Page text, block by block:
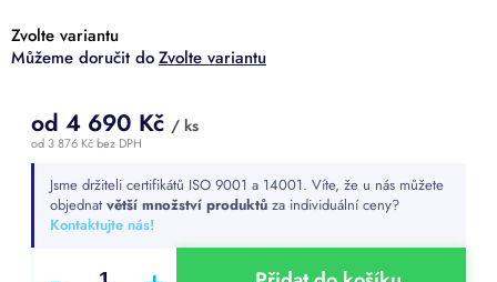
Zvolte variantu
Zvolte variantu
od 4 690 Kč / ks
od3 876 Kčbez DPH
cena:Jsme držiteli certifikátů ISO 9001 a 14001. Víte, že u nás můžete
objednat větší množství produktů za individuální ceny?
Kontaktujte nás!